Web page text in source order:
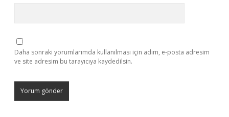
Daha sonraki yorumlarımda kullanılması için adım, e-posta adresim
ve site adresim bu tarayıcıya kaydedilsin.